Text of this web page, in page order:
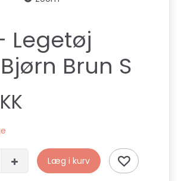
Legetøj
Brun S
Læg i kurv